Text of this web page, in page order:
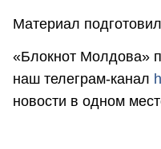
Материал
«Блокнот Молдова»
наш телеграм-канал
новости в одном